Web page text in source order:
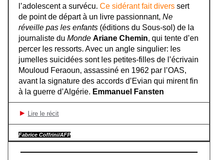
l’adolescent a survécu. Ce sidérant fait divers sert
de point de départ à un livre passionnant, Ne
réveille pas les enfants (éditions du Sous-sol) de la
journaliste du Monde Ariane Chemin, qui tente d’en
percer les ressorts. Avec un angle singulier: les
jumelles suicidées sont les petites-filles de l’écrivain
Mouloud Feraoun, assassiné en 1962 par l’OAS,
avant la signature des accords d’Evian qui mirent fin
à la guerre d’Algérie. Emmanuel Fansten
► Lire le récit
Fabrice Coffrini/AFP